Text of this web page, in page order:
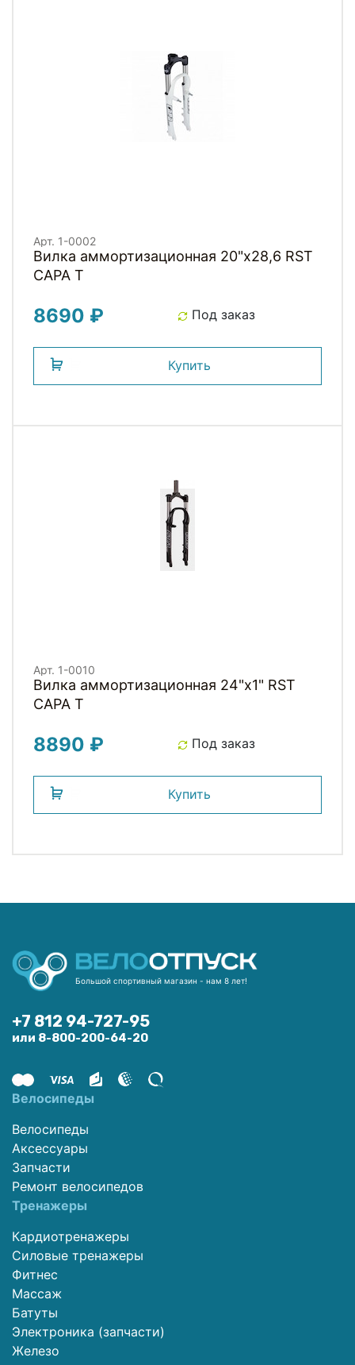
Арт. 1-0002
Вилка аммортизационная 20"х28,6 RST
CAPA T
8690 ₽ Под заказ
Купить
Арт. 1-0010
Вилка аммортизационная 24"х1" RST
CAPA T
8890 ₽ Под заказ
Купить
Большой спортивный магазин - нам 8 лет!
+7 812 94-727-95
или 8-800-200-64-20
Велосипеды
Велосипеды
Аксессуары
Запчасти
Ремонт велосипедов
Тренажеры
Кардиотренажеры
Силовые тренажеры
Фитнес
Массаж
Батуты
Электроника (запчасти)
Железо